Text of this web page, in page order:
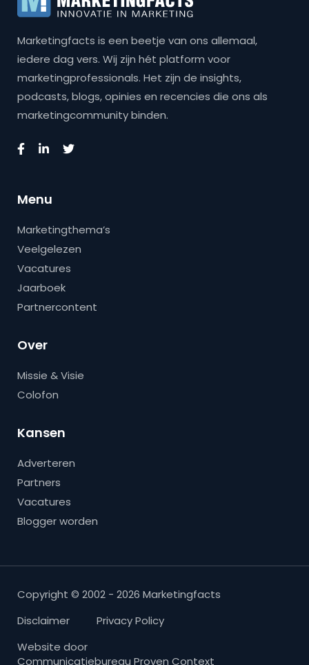
Marketingfacts is een beetje van ons allemaal,
iedere dag vers. Wij zijn hét platform voor
marketingprofessionals. Het zijn de insights,
podcasts, blogs, opinies en recencies die ons als
marketingcommunity binden.
Menu
Marketingthema’s
Veelgelezen
Vacatures
Jaarboek
Partnercontent
Over
Missie & Visie
Colofon
Kansen
Adverteren
Partners
Vacatures
Blogger worden
Copyright © 2002 - 2026 Marketingfacts
Disclaimer
Privacy Policy
Website door
Communicatiebureau Proven Context